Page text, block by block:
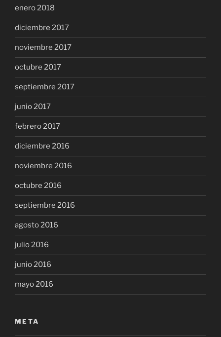
enero 2018
diciembre 2017
noviembre 2017
octubre 2017
septiembre 2017
junio 2017
febrero 2017
diciembre 2016
noviembre 2016
octubre 2016
septiembre 2016
agosto 2016
julio 2016
junio 2016
mayo 2016
META